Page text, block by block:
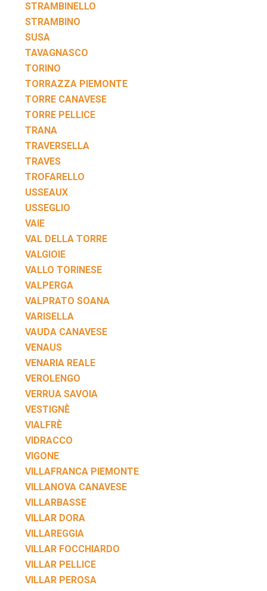
STRAMBINELLO
STRAMBINO
SUSA
TAVAGNASCO
TORINO
TORRAZZA PIEMONTE
TORRE CANAVESE
TORRE PELLICE
TRANA
TRAVERSELLA
TRAVES
TROFARELLO
USSEAUX
USSEGLIO
VAIE
VAL DELLA TORRE
VALGIOIE
VALLO TORINESE
VALPERGA
VALPRATO SOANA
VARISELLA
VAUDA CANAVESE
VENAUS
VENARIA REALE
VEROLENGO
VERRUA SAVOIA
VESTIGNÈ
VIALFRÈ
VIDRACCO
VIGONE
VILLAFRANCA PIEMONTE
VILLANOVA CANAVESE
VILLARBASSE
VILLAR DORA
VILLAREGGIA
VILLAR FOCCHIARDO
VILLAR PELLICE
VILLAR PEROSA